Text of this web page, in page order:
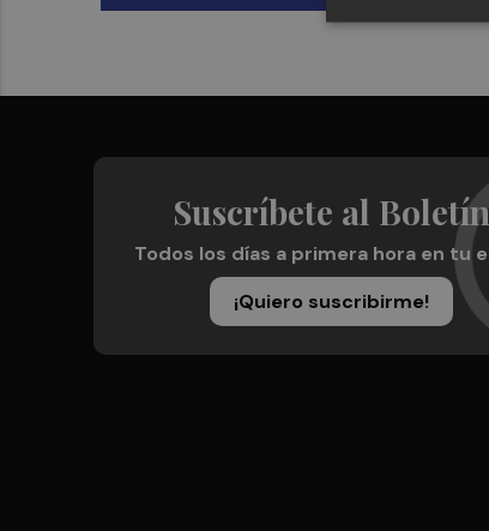
Suscríbete al Boletín
Todos los días a primera hora en tu
¡Quiero suscribirme!